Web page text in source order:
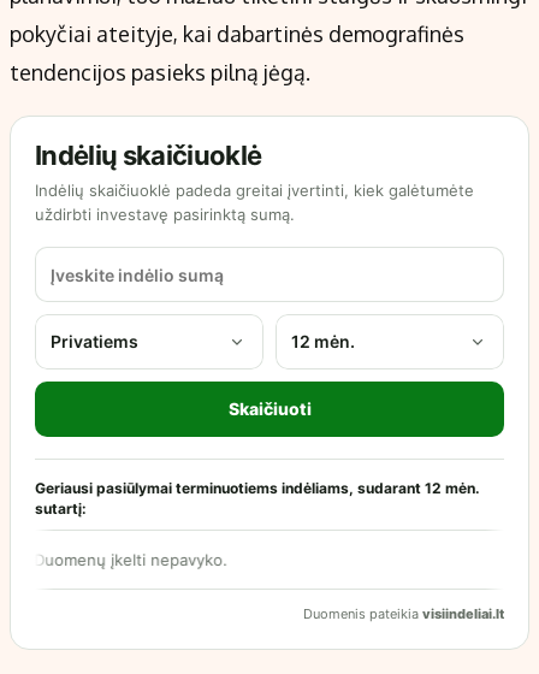
pokyčiai ateityje, kai dabartinės demografinės
tendencijos pasieks pilną jėgą.